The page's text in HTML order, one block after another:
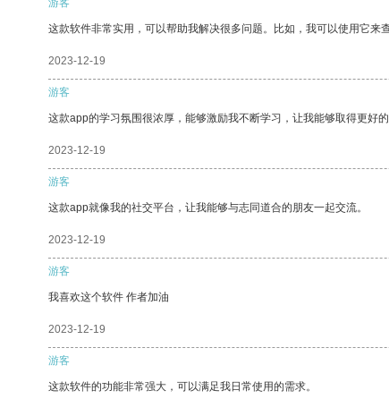
游客
这款软件非常实用，可以帮助我解决很多问题。比如，我可以使用它来
2023-12-19
游客
这款app的学习氛围很浓厚，能够激励我不断学习，让我能够取得更好的
2023-12-19
游客
这款app就像我的社交平台，让我能够与志同道合的朋友一起交流。
2023-12-19
游客
我喜欢这个软件 作者加油
2023-12-19
游客
这款软件的功能非常强大，可以满足我日常使用的需求。